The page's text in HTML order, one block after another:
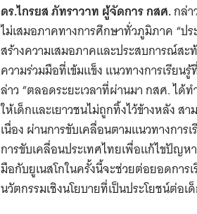
Search
for:
ดร.ไกรยส ภัทราวาท ผู้จัดการ กสศ.กล่
ไม่เสมอภาคทางการศึกษาทั่วภูมิภาค “ป
สร้างความเสมอภาคและประสบการณ์ส
ความร่วมมือที่เข้มแข็ง แนวทางการเรีย
ล่าว “ตลอดระยะเวลาที่ผ่านมา กสศ. ได้
ให้เด็กและเยาวชนไม่ถูกทิ้งไว้ข้างหลัง ส
เนื่อง ผ่านการขับเคลื่อนตามแนวทางกา
การขับเคลื่อนประเทศไทยเพื่อแก้ไขปัญ
มือกับยูเนสโกในครั้งนี้จะช่วยต่อยอดกา
นวัตกรรมเชิงนโยบายที่เป็นประโยชน์ต่อ